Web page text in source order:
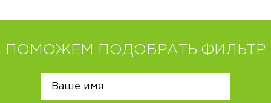
ПОМОЖЕМ ПОДОБРАТЬ ФИЛЬТР